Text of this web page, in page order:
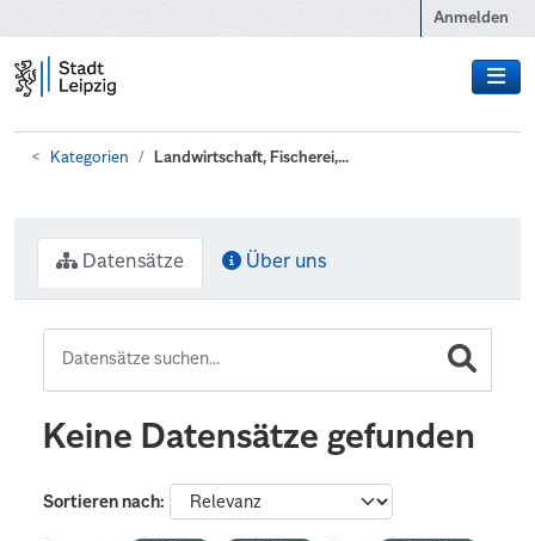
Anmelden
Kategorien Landwirtschaft, Fischerei,...
Datensätze Über uns
Keine Datensätze gefunden
Sortieren nach